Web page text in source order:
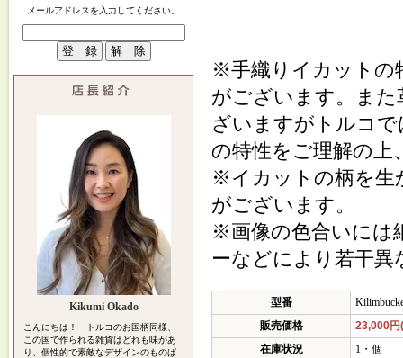
メールアドレスを入力してください。
Kikumi Okado
こんにちは！ トルコのお国柄同様、
この国で作られる雑貨はどれも味があ
り、個性的で素敵なデザインのものば
※手織りイカットの
がございます。ま
ざいますがトルコ
の特性をご理解の上
※イカットの柄を生
がございます。
※画像の色合いには
ーなどにより若干
型番
販売価格
23,000円
在庫状況
1・個